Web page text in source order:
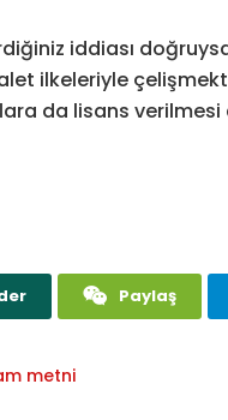
iddiası doğruysa
ilkeleriyle
da lisans
Paylaş